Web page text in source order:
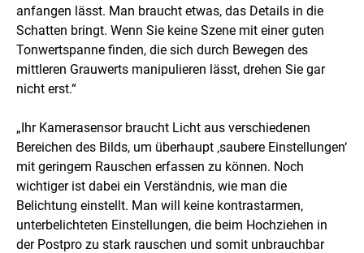
anfangen lässt. Man braucht etwas, das Details in die
Schatten bringt. Wenn Sie keine Szene mit einer guten
Tonwertspanne finden, die sich durch Bewegen des
mittleren Grauwerts manipulieren lässt, drehen Sie gar
nicht erst.“
„Ihr Kamerasensor braucht Licht aus verschiedenen
Bereichen des Bilds, um überhaupt ‚saubere Einstellungen‘
mit geringem Rauschen erfassen zu können. Noch
wichtiger ist dabei ein Verständnis, wie man die
Belichtung einstellt. Man will keine kontrastarmen,
unterbelichteten Einstellungen, die beim Hochziehen in
der Postpro zu stark rauschen und somit unbrauchbar